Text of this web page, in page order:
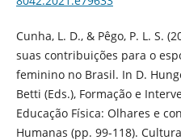
Cunha, L. D., & Pêgo, P. L. S.
suas contribuições para o
feminino no Brasil. In D.
Betti (Eds.), Formação e
Educação Física: Olhares e
Humanas (pp. 99-118).